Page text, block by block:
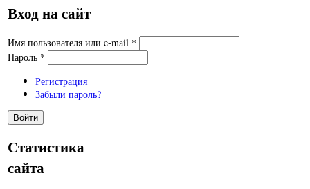
Вход на сайт
Имя пользователя или e-mail *
Пароль *
Регистрация
Забыли пароль?
Статистика
сайта